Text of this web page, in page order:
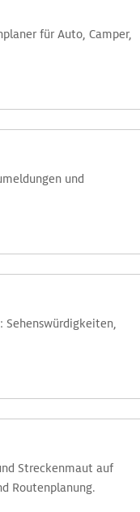
für Auto, Camper,
und
Streckenmaut auf
Routenplanung.